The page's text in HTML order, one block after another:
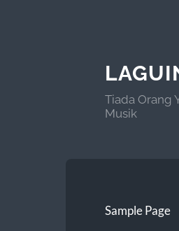
Tiada Orang
Musik
Sample Page